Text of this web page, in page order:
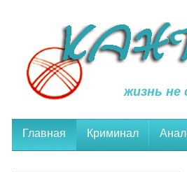
жизнь не
Главная Криминал